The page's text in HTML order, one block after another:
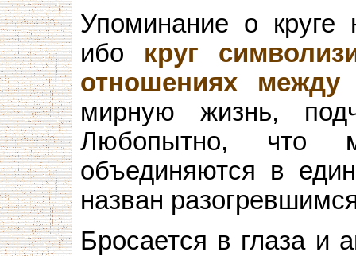
Упоминание о круге
ибо круг
отношениях
мирную жизнь,
Любопытно, что
объединяются в
назван
Бросается в глаза и